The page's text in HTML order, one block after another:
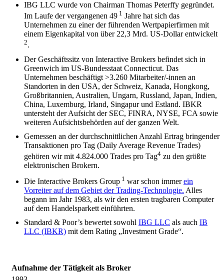
IBG LLC wurde von Chairman Thomas Peterffy gegründet.
Im Laufe der vergangenen 49 1 Jahre hat sich das
Unternehmen zu einer der führenden Wertpapierfirmen mit
einem Eigenkapital von über 22,3 Mrd. US-Dollar entwickelt
2.
Der Geschäftssitz von Interactive Brokers befindet sich in
Greenwich im US-Bundesstaat Connecticut. Das
Unternehmen beschäftigt >3.260 Mitarbeiter/-innen an
Standorten in den USA, der Schweiz, Kanada, Hongkong,
Großbritannien, Australien, Ungarn, Russland, Japan, Indien,
China, Luxemburg, Irland, Singapur und Estland. IBKR
untersteht der Aufsicht der SEC, FINRA, NYSE, FCA sowie
weiteren Aufsichtsbehörden auf der ganzen Welt.
Gemessen an der durchschnittlichen Anzahl Ertrag bringender
Transaktionen pro Tag (Daily Average Revenue Trades)
gehören wir mit 4.824.000 Trades pro Tag4 zu den größte
elektronischen Brokern.
Die Interactive Brokers Group 1 war schon immerein
Vorreiter auf dem Gebiet der Trading-Technologie. Alles
begann im Jahr 1983, als wir den ersten tragbaren Computer
auf dem Handelsparkett einführten.
Standard & Poor’s bewertet sowohl IBG LLC als auch IB
LLC (IBKR) mit dem Rating „Investment Grade“.
Aufnahme der Tätigkeit als Broker